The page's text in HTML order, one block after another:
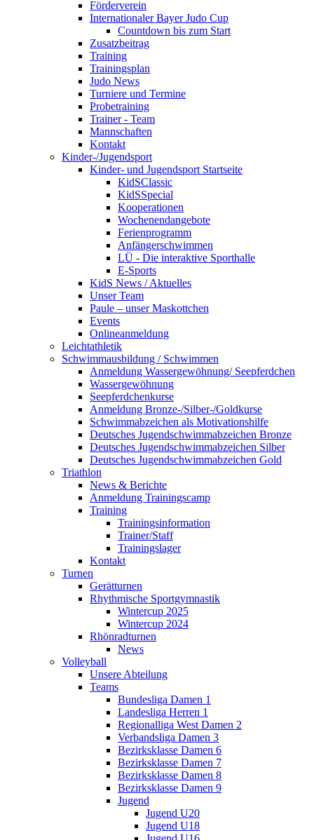
Förderverein
Internationaler Bayer Judo Cup
Countdown bis zum Start
Zusatzbeitrag
Training
Trainingsplan
Judo News
Turniere und Termine
Probetraining
Trainer - Team
Mannschaften
Kontakt
Kinder-/Jugendsport
Kinder- und Jugendsport Startseite
KidSClassic
KidSSpecial
Kooperationen
Wochenendangebote
Ferienprogramm
Anfängerschwimmen
LÜ - Die interaktive Sporthalle
E-Sports
KidS News / Aktuelles
Unser Team
Paule – unser Maskottchen
Events
Onlineanmeldung
Leichtathletik
Schwimmausbildung / Schwimmen
Anmeldung Wassergewöhnung/ Seepferdchen
Wassergewöhnung
Seepferdchenkurse
Anmeldung Bronze-/Silber-/Goldkurse
Schwimmabzeichen als Motivationshilfe
Deutsches Jugendschwimmabzeichen Bronze
Deutsches Jugendschwimmabzeichen Silber
Deutsches Jugendschwimmabzeichen Gold
Triathlon
News & Berichte
Anmeldung Trainingscamp
Training
Trainingsinformation
Trainer/Staff
Trainingslager
Kontakt
Turnen
Gerätturnen
Rhythmische Sportgymnastik
Wintercup 2025
Wintercup 2024
Rhönradturnen
News
Volleyball
Unsere Abteilung
Teams
Bundesliga Damen 1
Landesliga Herren 1
Regionalliga West Damen 2
Verbandsliga Damen 3
Bezirksklasse Damen 6
Bezirksklasse Damen 7
Bezirksklasse Damen 8
Bezirksklasse Damen 9
Jugend
Jugend U20
Jugend U18